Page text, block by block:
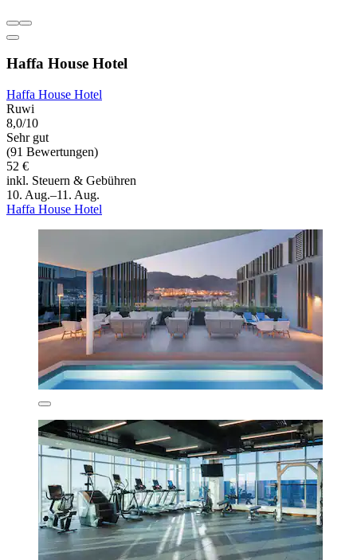
Haffa House Hotel
Haffa House Hotel
Ruwi
8,0/10
Sehr gut
(91 Bewertungen)
52 €
inkl. Steuern & Gebühren
10. Aug.–11. Aug.
Haffa House Hotel